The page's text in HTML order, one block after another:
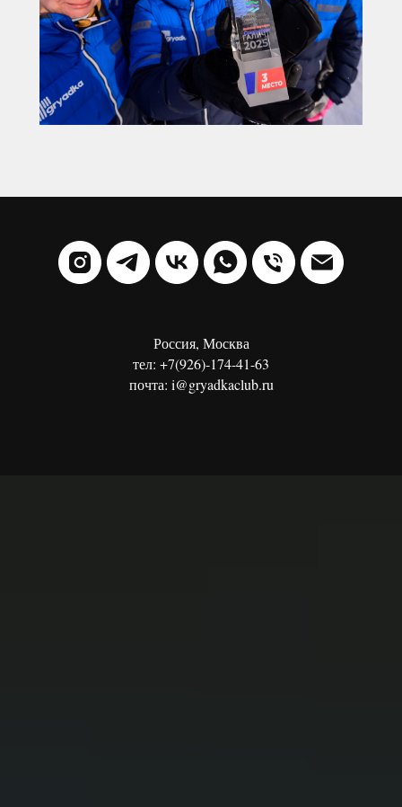
Россия, Москва
тел: +7(926)-174-41-63
почта: i@gryadkaclub.ru